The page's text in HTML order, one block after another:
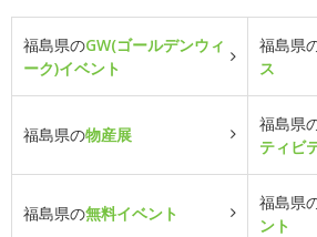
福島県のGW(ゴールデンウィ
ーク)イベント
福島県
ス
福島県の物産展
福島県
ティビ
福島県の無料イベント
福島県
ント